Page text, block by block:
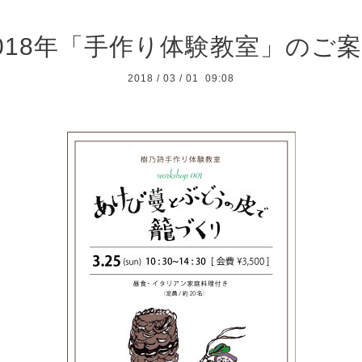
年「手作り体験教室」のご
2018 / 03 / 01 09:08